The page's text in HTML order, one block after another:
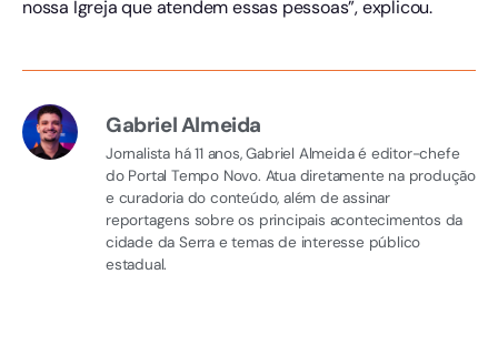
nossa Igreja que atendem essas pessoas”, explicou.
Gabriel Almeida
Jornalista há 11 anos, Gabriel Almeida é editor-chefe
do Portal Tempo Novo. Atua diretamente na produção
e curadoria do conteúdo, além de assinar
reportagens sobre os principais acontecimentos da
cidade da Serra e temas de interesse público
estadual.